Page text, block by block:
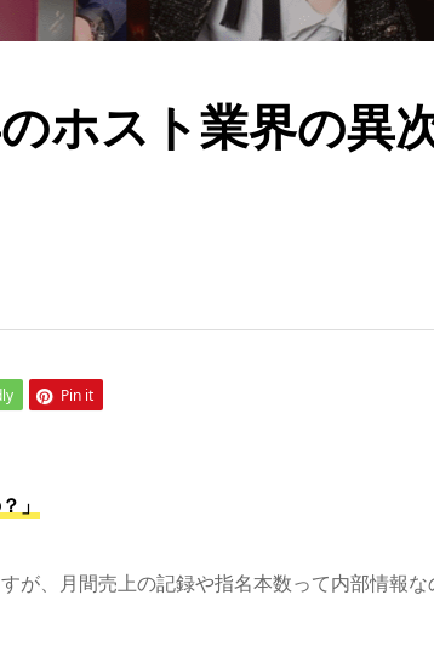
ホスト業界の異
Pin it
」
が、月間売上の記録や指名本数って内部情報な